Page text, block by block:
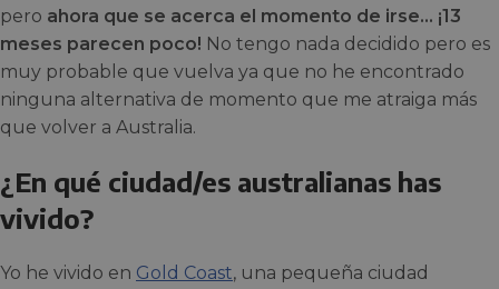
pero ahora que se acerca el momento de irse… ¡13
meses parecen poco! No tengo nada decidido pero es
muy probable que vuelva ya que no he encontrado
ninguna alternativa de momento que me atraiga más
que volver a Australia.
¿En qué ciudad/es australianas has
vivido?
Yo he vivido en Gold Coast, una pequeña ciudad